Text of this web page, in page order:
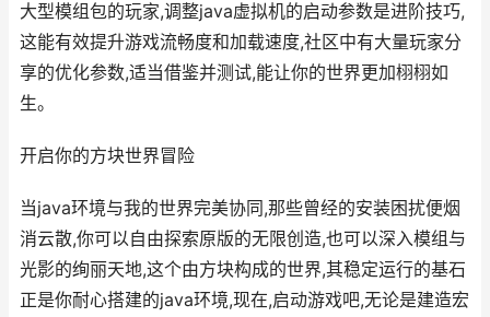
大型模组包的玩家,调整java虚拟机的启动参数是进阶技巧,
这能有效提升游戏流畅度和加载速度,社区中有大量玩家分
享的优化参数,适当借鉴并测试,能让你的世界更加栩栩如
生。
开启你的方块世界冒险
当java环境与我的世界完美协同,那些曾经的安装困扰便烟
消云散,你可以自由探索原版的无限创造,也可以深入模组与
光影的绚丽天地,这个由方块构成的世界,其稳定运行的基石
正是你耐心搭建的java环境,现在,启动游戏吧,无论是建造宏